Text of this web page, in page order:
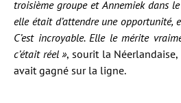
troisième groupe et Annemiek dans
elle était d’attendre une opportunité,
C’est incroyable. Elle le mérite
c’était réel », sourit la
avait gagné sur la ligne.